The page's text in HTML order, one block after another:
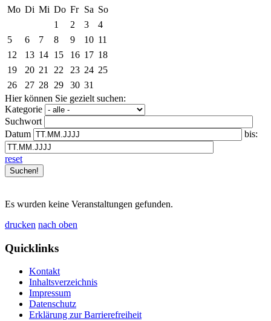
Mo Di Mi Do Fr Sa So
1
2 3
4
5
6 7 8 9 10 11
12
13 14 15 16 17 18
19
20 21 22 23 24 25
26
27 28 29 30 31
Hier können Sie gezielt suchen:
Kategorie
Suchwort
Datum
bis:
reset
Es wurden keine Veranstaltungen gefunden.
drucken nach oben
Quicklinks
Kontakt
Inhaltsverzeichnis
Impressum
Datenschutz
Erklärung zur Barrierefreiheit